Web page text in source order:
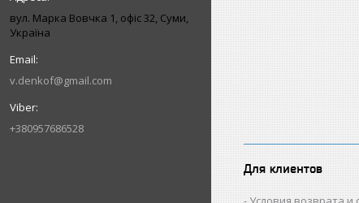
вул. Марка Вовчка 1, офіс 32, Суми,
Україна
v.denkof@gmail.com
+380957686528
Для клиентов